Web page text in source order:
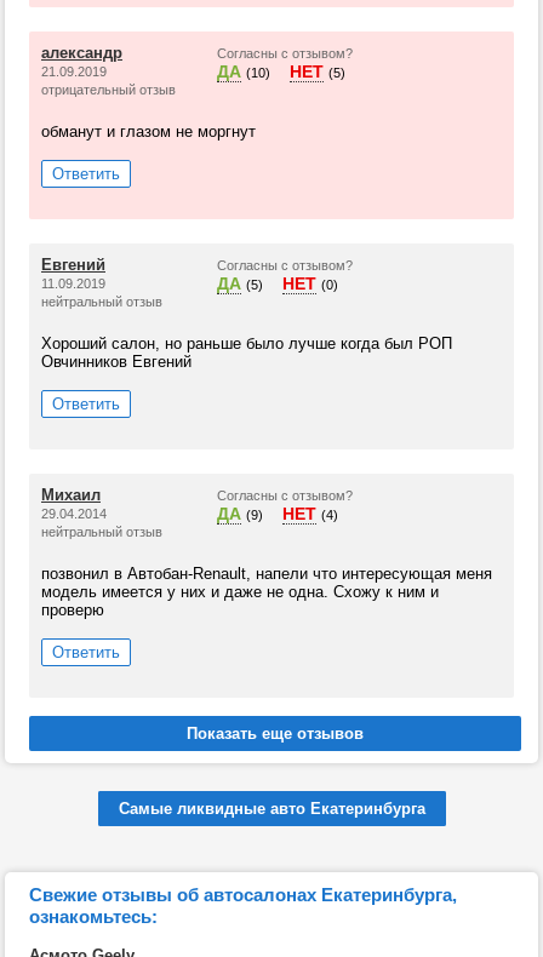
александр
21.09.2019
отрицательный отзыв
Согласны с отзывом?
ДА (10) НЕТ (5)
обманут и глазом не моргнут
Ответить
Евгений
11.09.2019
нейтральный отзыв
Согласны с отзывом?
ДА (5) НЕТ (0)
Хороший салон, но раньше было лучше когда был РОП
Овчинников Евгений
Ответить
Михаил
29.04.2014
нейтральный отзыв
Согласны с отзывом?
ДА (9) НЕТ (4)
позвонил в Автобан-Renault, напели что интересующая меня
модель имеется у них и даже не одна. Схожу к ним и
проверю
Ответить
Самые ликвидные авто Екатеринбурга
Свежие отзывы об автосалонах Екатеринбурга,
ознакомьтесь: